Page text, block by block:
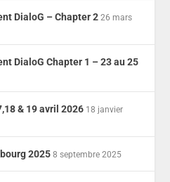
DialoG – Chapter 2 26 mars
DialoG Chapter 1 – 23 au 25
& 19 avril 2026 18 janvier
2025 8 septembre 2025